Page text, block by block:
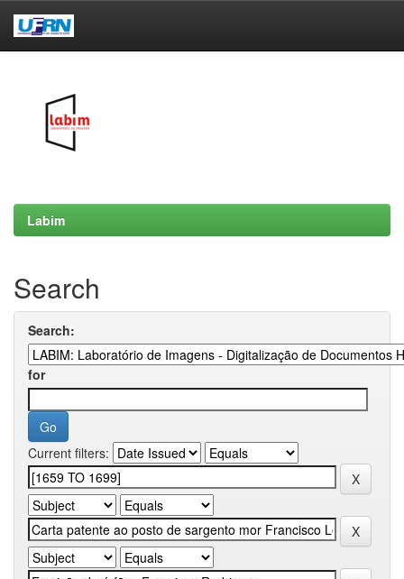
Labim
Search
Search:
for
Current filters: